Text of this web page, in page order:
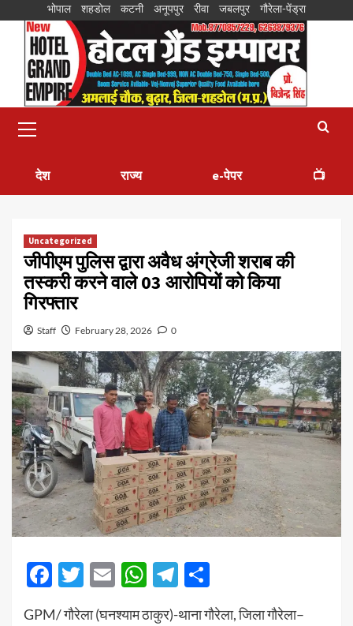
भोपाल शहडोल कटनी अनूपपुर रीवा जबलपुर गौरेला-पेंड्रा
देश राज्य e-पेपर 📺
Uncategorized
जीपीएम पुलिस द्वारा अवैध अंग्रेजी शराब की
तस्करी करने वाले 03 आरोपियों को किया
गिरफ्तार
Staff February 28, 2026 0
Facebook
Twitter
EmailWhatsApp
Telegram
GPM/ गौरेला (घनश्याम ठाकुर)-थाना गौरेला, जिला गौरेला–